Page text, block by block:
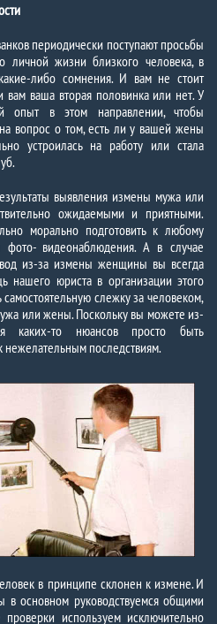
периодически поступают просьбы
личной жизни близкого человека, в
либо сомнения. И вам не стоит
вам ваша вторая половинка или нет. У
опыт в этом направлении, чтобы
вопрос о том, есть ли у вашей жены
устроилась на работу или стала
выявления измены мужа или
ожидаемыми и приятными.
морально подготовить к любому
фото- видеонаблюдения. А в случае
из-за измены женщины вы всегда
нашего юриста в организации этого
самостоятельную слежку за человеком,
или жены. Поскольку вы можете из-
каких-то нюансов просто быть
нежелательным последствиям.
в принципе склонен к измене. И
основном руководствуемся общими
используем исключительно